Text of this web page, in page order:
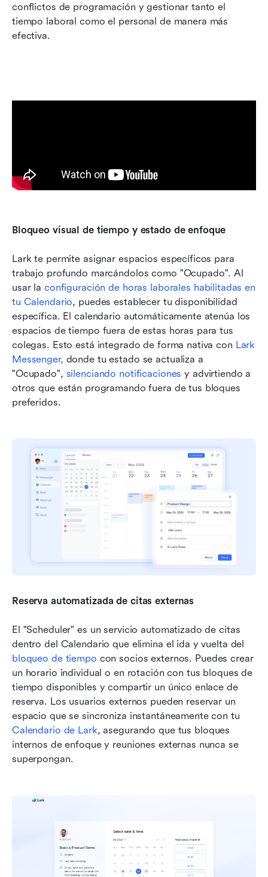
conflictos de programación y gestionar tanto el
tiempo laboral como el personal de manera más
efectiva.
Bloqueo visual de tiempo y estado de enfoque
Lark te permite asignar espacios específicos para
trabajo profundo marcándolos como "Ocupado". Al
usar la configuración de horas laborales habilitadas en
tu Calendario, puedes establecer tu disponibilidad
específica. El calendario automáticamente atenúa los
espacios de tiempo fuera de estas horas para tus
colegas. Esto está integrado de forma nativa con Lark
Messenger, donde tu estado se actualiza a
"Ocupado", silenciando notificaciones y advirtiendo a
otros que están programando fuera de tus bloques
preferidos.
Reserva automatizada de citas externas
El "Scheduler" es un servicio automatizado de citas
bloqueo de tiempo con socios externos. Puedes crear
un horario individual o en rotación con tus bloques de
tiempo disponibles y compartir un único enlace de
reserva. Los usuarios externos pueden reservar un
espacio que se sincroniza instantáneamente con tu
Calendario de Lark, asegurando que tus bloques
internos de enfoque y reuniones externas nunca se
superpongan.